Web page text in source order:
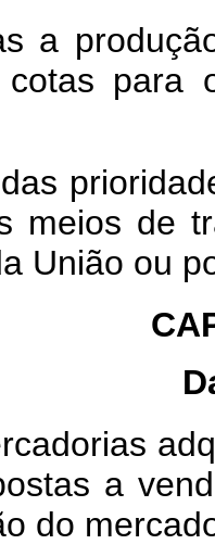
a
para
meios de
União ou
a
do